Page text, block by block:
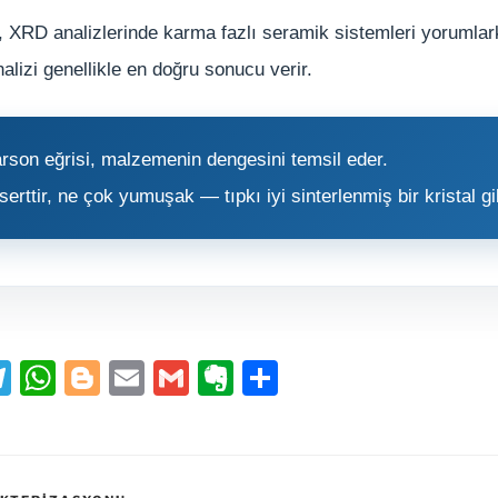
XRD analizlerinde karma fazlı seramik sistemleri
genellikle en doğru sonucu verir.
eğrisi, malzemenin dengesini temsil eder.
ne çok yumuşak — tıpkı iyi sinterlenmiş bir kristal
T
gr
W
s
Bl
g
E
G
E